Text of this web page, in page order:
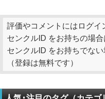
評価やコメントにはログイ
センクルID をお持ちの場合
センクルID をお持ちでない
（登録は無料です）